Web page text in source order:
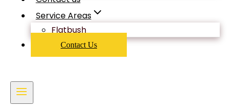
Service Areas
Flatbush
Contact Us
Et Minute
carousel-
france.fr/